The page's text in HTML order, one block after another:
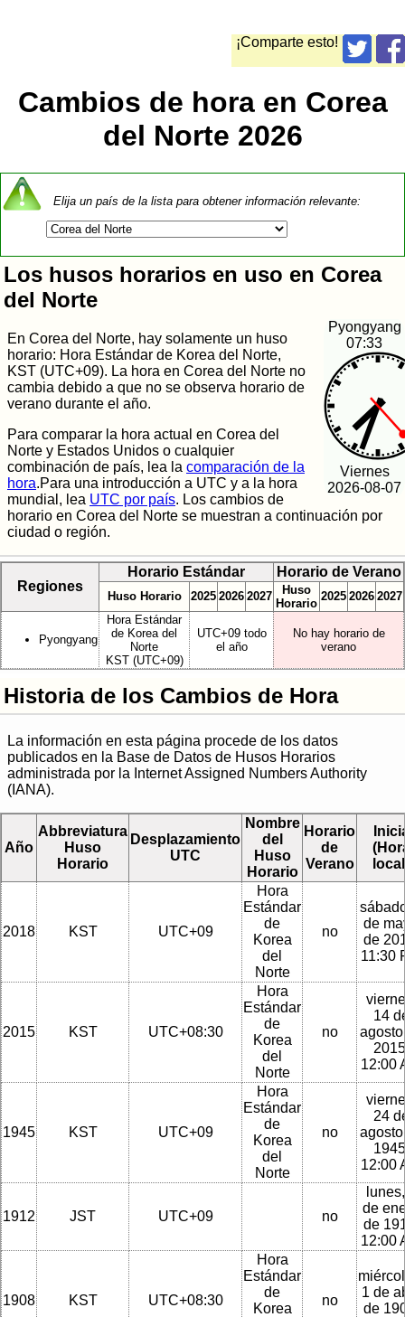
¡Comparte esto!
Cambios de hora en Corea
del Norte 2026
Elija un país de la lista para obtener información relevante:
Los husos horarios en uso en Corea
del Norte
Pyongyang
07:33
Viernes
2026-08-07
En Corea del Norte, hay solamente un huso
horario: Hora Estándar de Korea del Norte,
KST (UTC+09). La hora en Corea del Norte no
cambia debido a que no se observa horario de
verano durante el año.
Para comparar la hora actual en Corea del
Norte y Estados Unidos o cualquier
combinación de país, lea la comparación de la
hora.Para una introducción a UTC y a la hora
mundial, lea UTC por país. Los cambios de
horario en Corea del Norte se muestran a continuación por
ciudad o región.
Regiones
Horario Estándar Horario de Verano
Huso Horario 2025 2026 2027
Huso
Horario
2025 2026 2027
Pyongyang
Hora Estándar
de Korea del
Norte
KST (UTC+09)
UTC+09 todo
el año
No hay horario de
verano
Historia de los Cambios de Hora
La información en esta página procede de los datos
publicados en la Base de Datos de Husos Horarios
administrada por la Internet Assigned Numbers Authority
(IANA).
Año
Abbreviatura
Huso
Horario
Desplazamiento
UTC
Nombre
del
Huso
Horario
Horario
de
Verano
2018 KST UTC+09
Hora
Estándar
de
Korea
del
Norte
no
de
de
11:30
2015 KST UTC+08:30
Hora
Estándar
de
Korea
del
Norte
no
14
12:00
1945 KST UTC+09
Hora
Estándar
de
Korea
del
Norte
no
24
12:00
1912 JST UTC+09 no
de
de
12:00
1908 KST UTC+08:30
Hora
Estándar
de
Korea
no
1 de
de